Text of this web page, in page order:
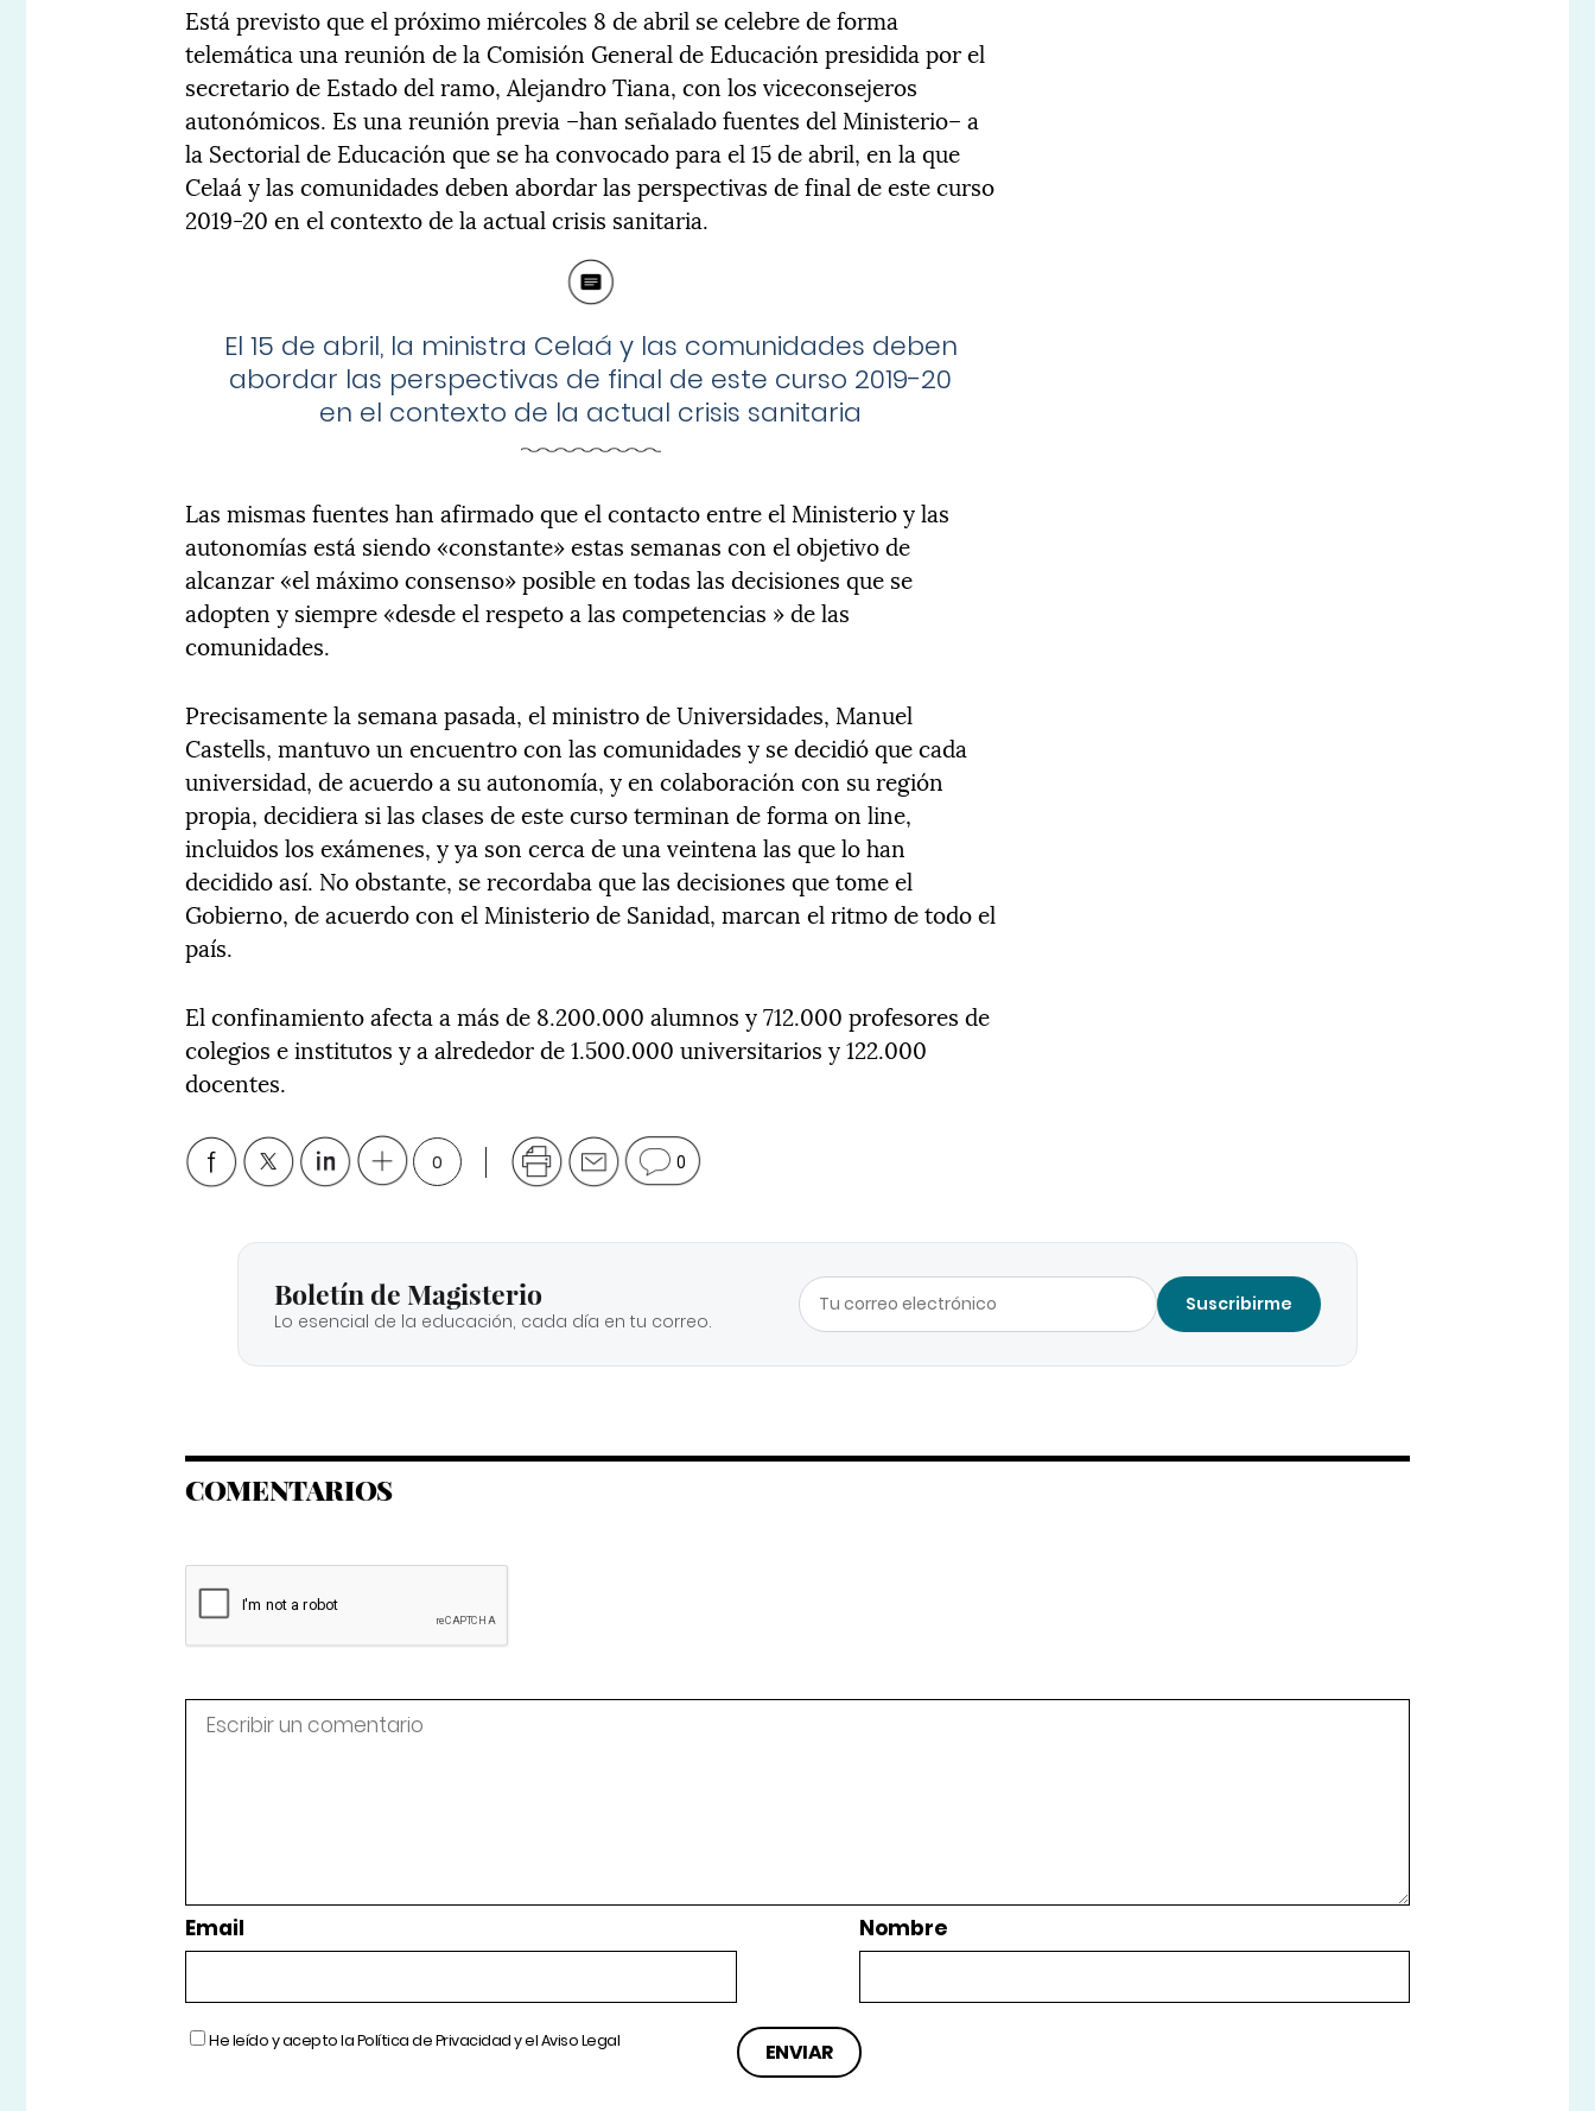
Está previsto que el próximo miércoles 8 de abril se celebre de forma
telemática una reunión de la Comisión General de Educación presidida por el
secretario de Estado del ramo, Alejandro Tiana, con los viceconsejeros
autonómicos. Es una reunión previa –han señalado fuentes del Ministerio– a
la Sectorial de Educación que se ha convocado para el 15 de abril, en la que
Celaá y las comunidades deben abordar las perspectivas de final de este curso
2019-20 en el contexto de la actual crisis sanitaria.
El 15 de abril, la ministra Celaá y las comunidades deben
abordar las perspectivas de final de este curso 2019-20
en el contexto de la actual crisis sanitaria
Las mismas fuentes han afirmado que el contacto entre el Ministerio y las
autonomías está siendo «constante» estas semanas con el objetivo de
alcanzar «el máximo consenso» posible en todas las decisiones que se
adopten y siempre «desde el respeto a las competencias » de las
comunidades.
Precisamente la semana pasada, el ministro de Universidades, Manuel
Castells, mantuvo un encuentro con las comunidades y se decidió que cada
universidad, de acuerdo a su autonomía, y en colaboración con su región
propia, decidiera si las clases de este curso terminan de forma on line,
incluidos los exámenes, y ya son cerca de una veintena las que lo han
decidido así. No obstante, se recordaba que las decisiones que tome el
Gobierno, de acuerdo con el Ministerio de Sanidad, marcan el ritmo de todo el
país.
El confinamiento afecta a más de 8.200.000 alumnos y 712.000 profesores de
colegios e institutos y a alrededor de 1.500.000 universitarios y 122.000
docentes.
0 0
Boletín de Magisterio
Lo esencial de la educación, cada día en tu correo.
Suscribirme
COMENTARIOS
Email Nombre
He leído y acepto laPolítica de Privacidady elAviso Legal